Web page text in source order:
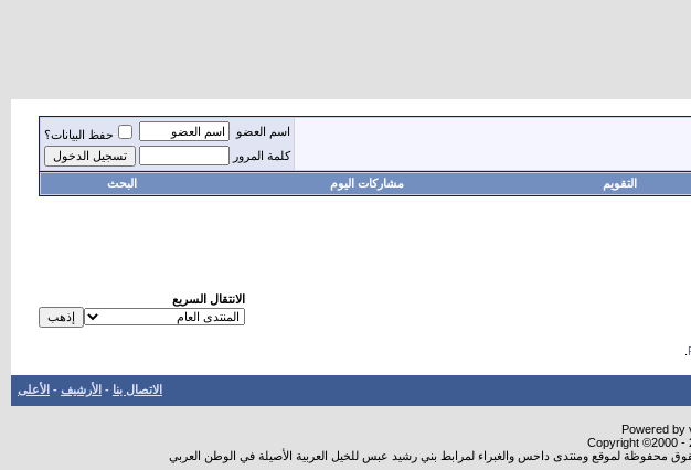
اسم العضو
حفظ البيانات؟
كلمة المرور
التقويم مشاركات اليوم البحث
الانتقال السريع
الاتصال بنا - الأرشيف - الأعلى
Powered by
Copyright ©2000 -
محفوظة لموقع ومنتدى داحس والغبراء لمرابط بني رشيد عبس للخيل العربية الأصيلة في الوطن العربي